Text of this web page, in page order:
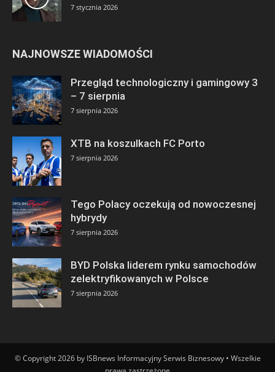
7 stycznia 2026
NAJNOWSZE WIADOMOŚCI
Przegląd technologiczny i gamingowy 3
– 7 sierpnia
7 sierpnia 2026
XTB na koszulkach FC Porto
7 sierpnia 2026
Tego Polacy oczekują od nowoczesnej
hybrydy
7 sierpnia 2026
BYD Polska liderem rynku samochodów
zelektryfikowanych w Polsce
7 sierpnia 2026
© Copyright 2026 by ISBnews Informacyjny Serwis Biznesowy • Wszelkie